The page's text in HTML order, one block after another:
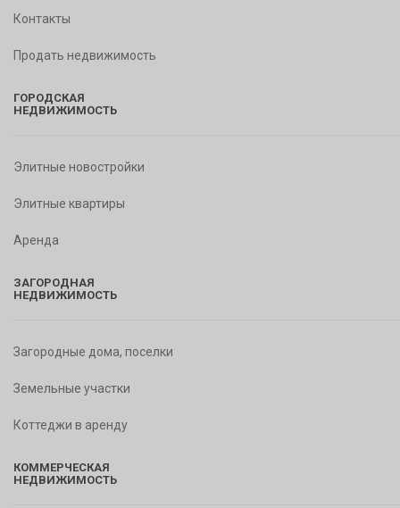
Контакты
Продать недвижимость
ГОРОДСКАЯ
НЕДВИЖИМОСТЬ
Элитные новостройки
Элитные квартиры
Аренда
ЗАГОРОДНАЯ
НЕДВИЖИМОСТЬ
Загородные дома, поселки
Земельные участки
Коттеджи в аренду
КОММЕРЧЕСКАЯ
НЕДВИЖИМОСТЬ